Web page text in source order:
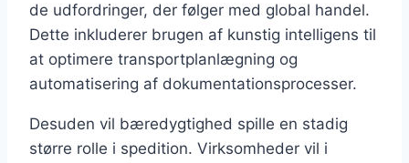
de udfordringer, der følger med global handel.
Dette inkluderer brugen af kunstig intelligens til
at optimere transportplanlægning og
automatisering af dokumentationsprocesser.
Desuden vil bæredygtighed spille en stadig
større rolle i spedition. Virksomheder vil i